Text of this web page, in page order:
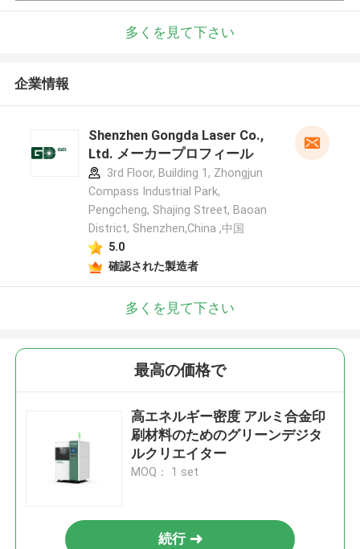
多くを見て下さい
企業情報
Shenzhen Gongda Laser Co.,
Ltd. メーカープロフィール
3rd Floor, Building 1, Zhongjun
Compass Industrial Park,
Pengcheng, Shajing Street, Baoan
District, Shenzhen,China ,中国
5.0
確認された製造者
多くを見て下さい
最高の価格で
高エネルギー密度 アルミ合金印
刷材料のためのグリーンデジタ
ルクリエイター
MOQ： 1 set
続行